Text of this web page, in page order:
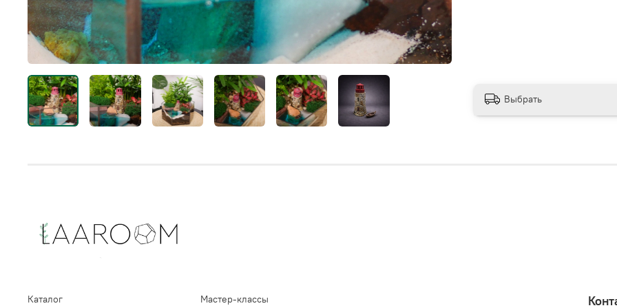
Выбрать
Каталог Мастер-классы